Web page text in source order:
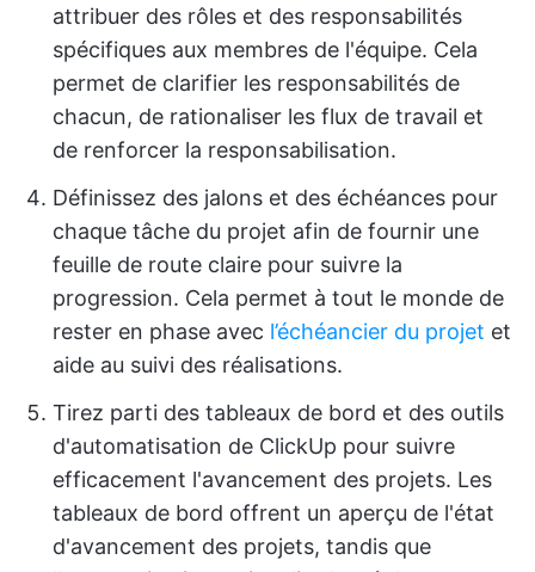
attribuer des rôles et des responsabilités
spécifiques aux membres de l'équipe. Cela
permet de clarifier les responsabilités de
chacun, de rationaliser les flux de travail et
de renforcer la responsabilisation.
Définissez des jalons et des échéances pour
chaque tâche du projet afin de fournir une
feuille de route claire pour suivre la
progression. Cela permet à tout le monde de
rester en phase avec l’échéancier du projet et
aide au suivi des réalisations.
Tirez parti des tableaux de bord et des outils
d'automatisation de ClickUp pour suivre
efficacement l'avancement des projets. Les
tableaux de bord offrent un aperçu de l'état
d'avancement des projets, tandis que